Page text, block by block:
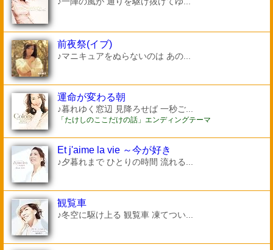
前夜祭(イブ)
♪マニキュアをぬらないのは あの...
運命が変わる朝
♪暮れゆく窓辺 見降ろせば 一秒ご...
「たけしのここだけの話」エンディングテーマ
Et j'aime la vie ～今が好き
♪夕暮れまで ひとりの時間 流れる...
観覧車
♪冬空に駆け上る 観覧車 凍てつい...